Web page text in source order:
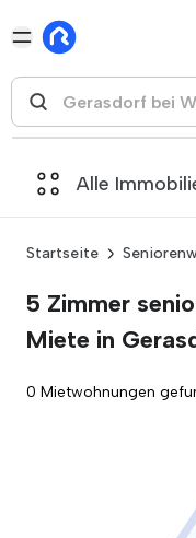
Alle
Startseite
5 Zimmer
Miete in
0 Mietwohnungen